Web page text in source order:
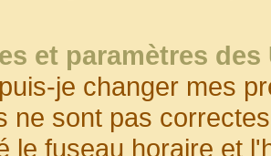
et paramètres
je changer mes
ne sont pas
le fuseau horaire et